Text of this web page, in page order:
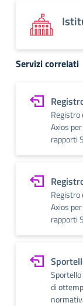
Servizi correlati
Registro
Axios
rapporti
Registro
Axios
rapporti
di